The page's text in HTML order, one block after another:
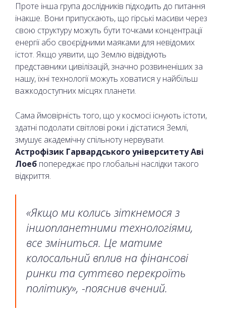
Проте інша група дослідників підходить до питання
інакше. Вони припускають, що гірські масиви через
свою структуру можуть бути точками концентрації
енергії або своєрідними маяками для невідомих
істот. Якщо уявити, що Землю відвідують
представники цивілізацій, значно розвиненіших за
нашу, їхні технології можуть ховатися у найбільш
важкодоступних місцях планети.
Сама ймовірність того, що у космосі існують істоти,
здатні подолати світлові роки і дістатися Землі,
змушує академічну спільноту нервувати.
Астрофізик Гарвардського університету Аві
Лоеб попереджає про глобальні наслідки такого
відкриття.
«Якщо ми колись зіткнемося з
іншопланетними технологіями,
все зміниться. Це матиме
колосальний вплив на фінансові
ринки та суттєво перекроїть
політику», -пояснив вчений.